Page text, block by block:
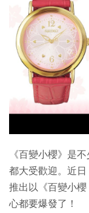
生成式AI與雲端應用
Enterprise Digital
特集
《百變小櫻》是
都大受歡迎。近日
推出以《百變小
心都要爆發了！